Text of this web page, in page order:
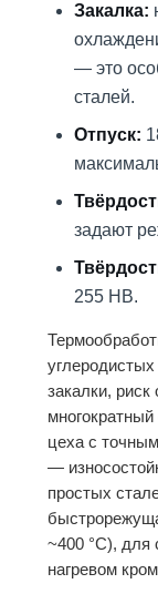
Закалка:
— это
сталей.
Отпуск:
задают
255 HB.
закалки, риск
цеха с
—
простых
~400 °C), для
нагревом